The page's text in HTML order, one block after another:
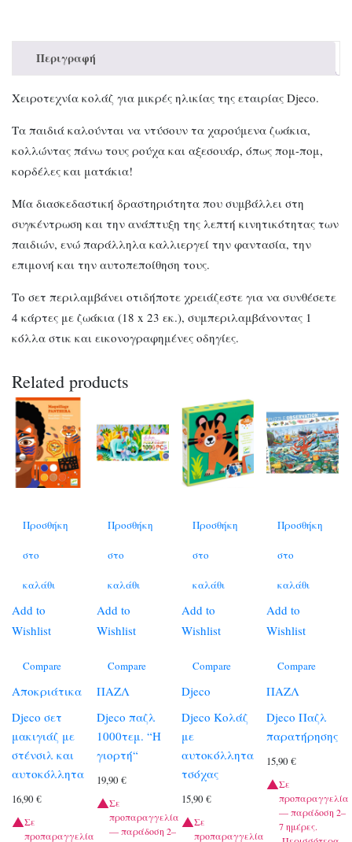
Περιγραφή
Χειροτεχνία κολάζ για μικρές ηλικίας της εταιρίας Djeco.
Τα παιδιά καλούνται να ντύσουν τα χαρούμενα ζωάκια,
κολλώντας πάνω τους ρούχα και αξεσουάρ, όπως πομ-πομ,
κορδέλες και ματάκια!
Μία διασκεδαστική δραστηριότητα που συμβάλλει στη
συγκέντρωση και την ανάπτυξη της λεπτή κινητικότητας των
παιδιών, ενώ παράλληλα καλλιεργεί την φαντασία, την
επιμονή και την αυτοπεποίθηση τους.
Το σετ περιλαμβάνει οτιδήποτε χρειάζεστε για να συνθέσετε
4 κάρτες με ζωάκια (18 x 23 εκ.), συμπεριλαμβάνοντας 1
κόλλα στικ και εικονογραφημένες οδηγίες.
Related products
Προσθήκη
στο
καλάθι
Add to
Wishlist
Compare
Αποκριάτικα
Djeco σετ
μακιγιάζ με
στένσιλ και
αυτοκόλλητα
16,90 €
Σε
προπαραγγελία
Προσθήκη
στο
καλάθι
Add to
Wishlist
Compare
ΠΑΖΛ
Djeco παζλ
1000τεμ. “Η
γιορτή“
19,90€
Σε
προπαραγγελία
— παράδοση 2–
Προσθήκη
στο
καλάθι
Add to
Wishlist
Compare
Djeco
Djeco Κολάζ
με
αυτοκόλλητα
τσόχας
15,90€
Σε
προπαραγγελία
Προσθήκη
στο
καλάθι
Add to
Wishlist
Compare
ΠΑΖΛ
Djeco Παζλ
παρατήρησης
15,90€
Σε
προπαραγγελία
— παράδοση 2–
7 ημέρες.